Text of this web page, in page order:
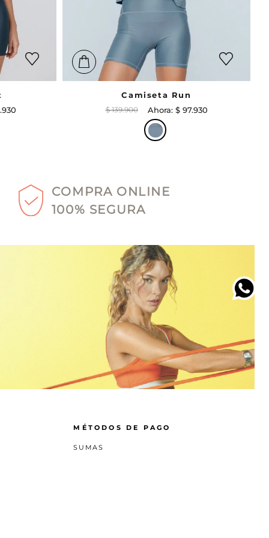
.930
Camiseta Run
$ 139.900 $ 97.930
COMPRA ONLINE
100% SEGURA
MÉTODOS DE PAGO
SUMAS